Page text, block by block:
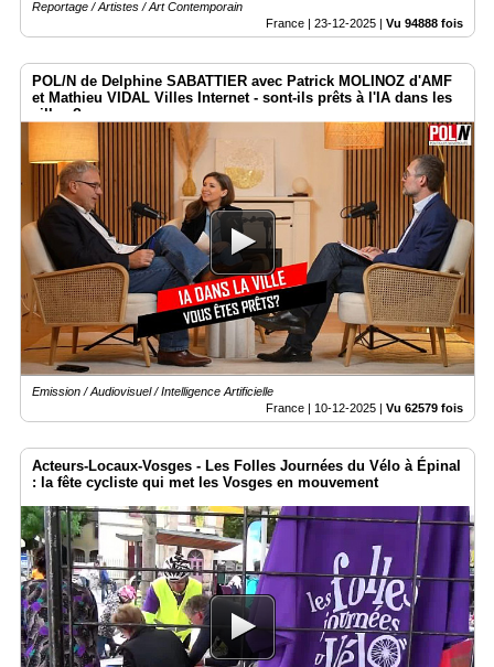
Reportage / Artistes / Art Contemporain
France | 23-12-2025 | Vu 94888 fois
POL/N de Delphine SABATTIER avec Patrick MOLINOZ d'AMF
et Mathieu VIDAL Villes Internet - sont-ils prêts à l'IA dans les
villes ?
Emission / Audiovisuel / Intelligence Artificielle
France | 10-12-2025 | Vu 62579 fois
Acteurs-Locaux-Vosges - Les Folles Journées du Vélo à Épinal
: la fête cycliste qui met les Vosges en mouvement